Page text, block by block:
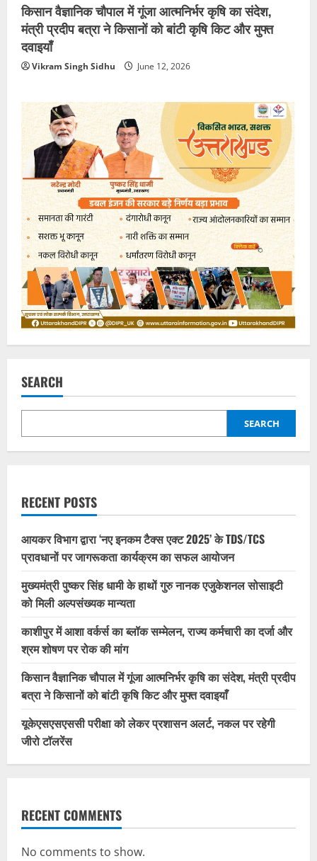
किसान वैज्ञानिक चौपाल में गूंजा आत्मनिर्भर कृषि का संदेश,
मंत्री प्रदीप बत्रा ने किसानों को बांटी कृषि किट और मुफ्त
दवाइयाँ
Vikram Singh Sidhu June 12, 2026
SEARCH
SEARCH
RECENT POSTS
आयकर विभाग द्वारा ‘नए इनकम टैक्स एक्ट 2025’ के TDS/TCS
प्रावधानों पर जागरूकता कार्यक्रम का सफल आयोजन
मुख्यमंत्री पुष्कर सिंह धामी के हाथों गुरु नानक एजुकेशनल सोसाइटी
को मिली अल्पसंख्यक मान्यता
काशीपुर में आशा वर्कर्स का ब्लॉक सम्मेलन, राज्य कर्मचारी का दर्जा और
श्रम शोषण पर रोक की मांग
किसान वैज्ञानिक चौपाल में गूंजा आत्मनिर्भर कृषि का संदेश, मंत्री प्रदीप
बत्रा ने किसानों को बांटी कृषि किट और मुफ्त दवाइयाँ
यूकेएसएसएससी परीक्षा को लेकर प्रशासन अलर्ट, नकल पर रहेगी
जीरो टॉलरेंस
RECENT COMMENTS
No comments to show.